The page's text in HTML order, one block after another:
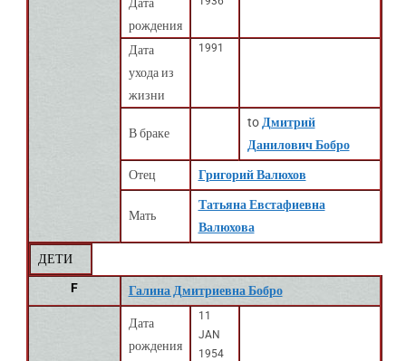
рождения
Дата
ухода из
жизни
1991
В браке
to Дмитрий
Данилович Бобро
Отец Григорий Валюхов
Мать
Татьяна Евстафиевна
Валюхова
ДЕТИ
F
Галина Дмитриевна Бобро
Дата
рождения
11
JAN
1954